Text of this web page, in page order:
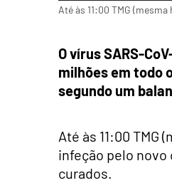
Até às 11:00 TMG
O vírus SARS-
milhões em todo
segundo um
Até às 11:00
infeção pelo novo
curados.